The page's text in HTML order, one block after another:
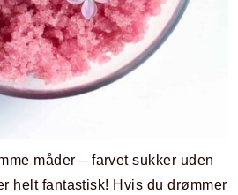
måder – farvet sukker uden
helt fantastisk! Hvis du drømmer